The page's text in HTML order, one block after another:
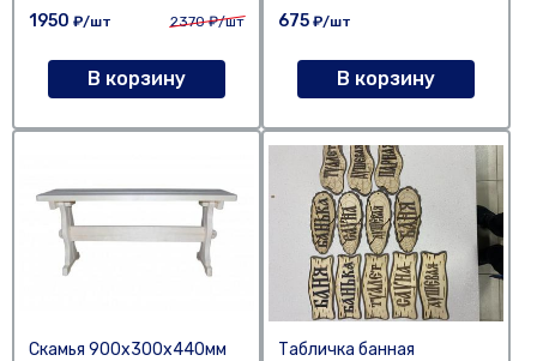
1950 ₽/шт 2370₽/шт
В корзину
675 ₽/шт
В корзину
Скамья 900х300х440мм
Табличка банная